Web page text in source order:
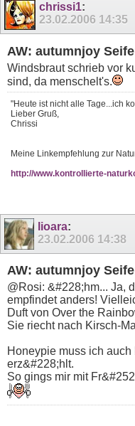
chrissi1:
23.02.2006 14:35
AW: autumnjoy
Windsbraut schrieb vor
sind, da menschelt's.
"Heute ist nicht alle Tage...ich
Lieber Gruß,
Chrissi
Meine Linkempfehlung zur
http://www.kontrollierte-
lioara:
23.02.2006 14:38
AW: autumnjoy
@Rosi: &#228;hm... Ja,
empfindet anders!
Duft von Over the
Sie riecht nach Kirsch-
Honeypie muss ich
erz&#228;hlt.
So gings mir mit